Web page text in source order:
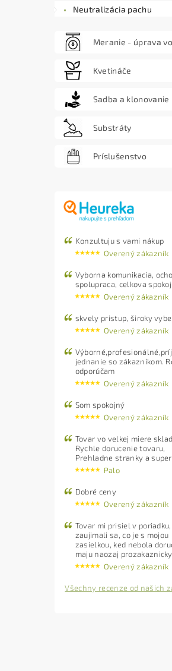
Neutralizácia pachu
Meranie - úprava
Kvetináče
Sadba a klonovanie
Substráty
Príslušenstvo
Konzultuju s vami nákup
Overený zákazník
Vyborna komunikacia,
spolupraca, celkova
Overený zákazník
skvely pristup, široky
Overený zákazník
jednanie so zákazníkom.
odporúčam
Overený zákazník
Som spokojný
Overený zákazník
Tovar vo velkej miere
Rychle dorucenie tovaru,
Prehladne stranky a
Palo
Dobré ceny
Overený zákazník
Tovar mi prisiel v poriadku,
zaujimali sa, co je s mojou
zasielkou, ked nebola
maju naozaj
Overený zákazník
Všechny recenze od našich